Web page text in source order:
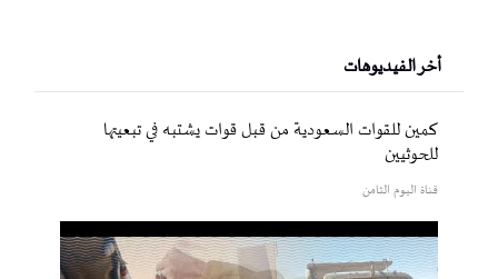
أخر الفيديوهات
كمين للقوات السعودية من قبل قوات يشتبه في تبعيتها
للحوثيين
قناة اليوم الثامن